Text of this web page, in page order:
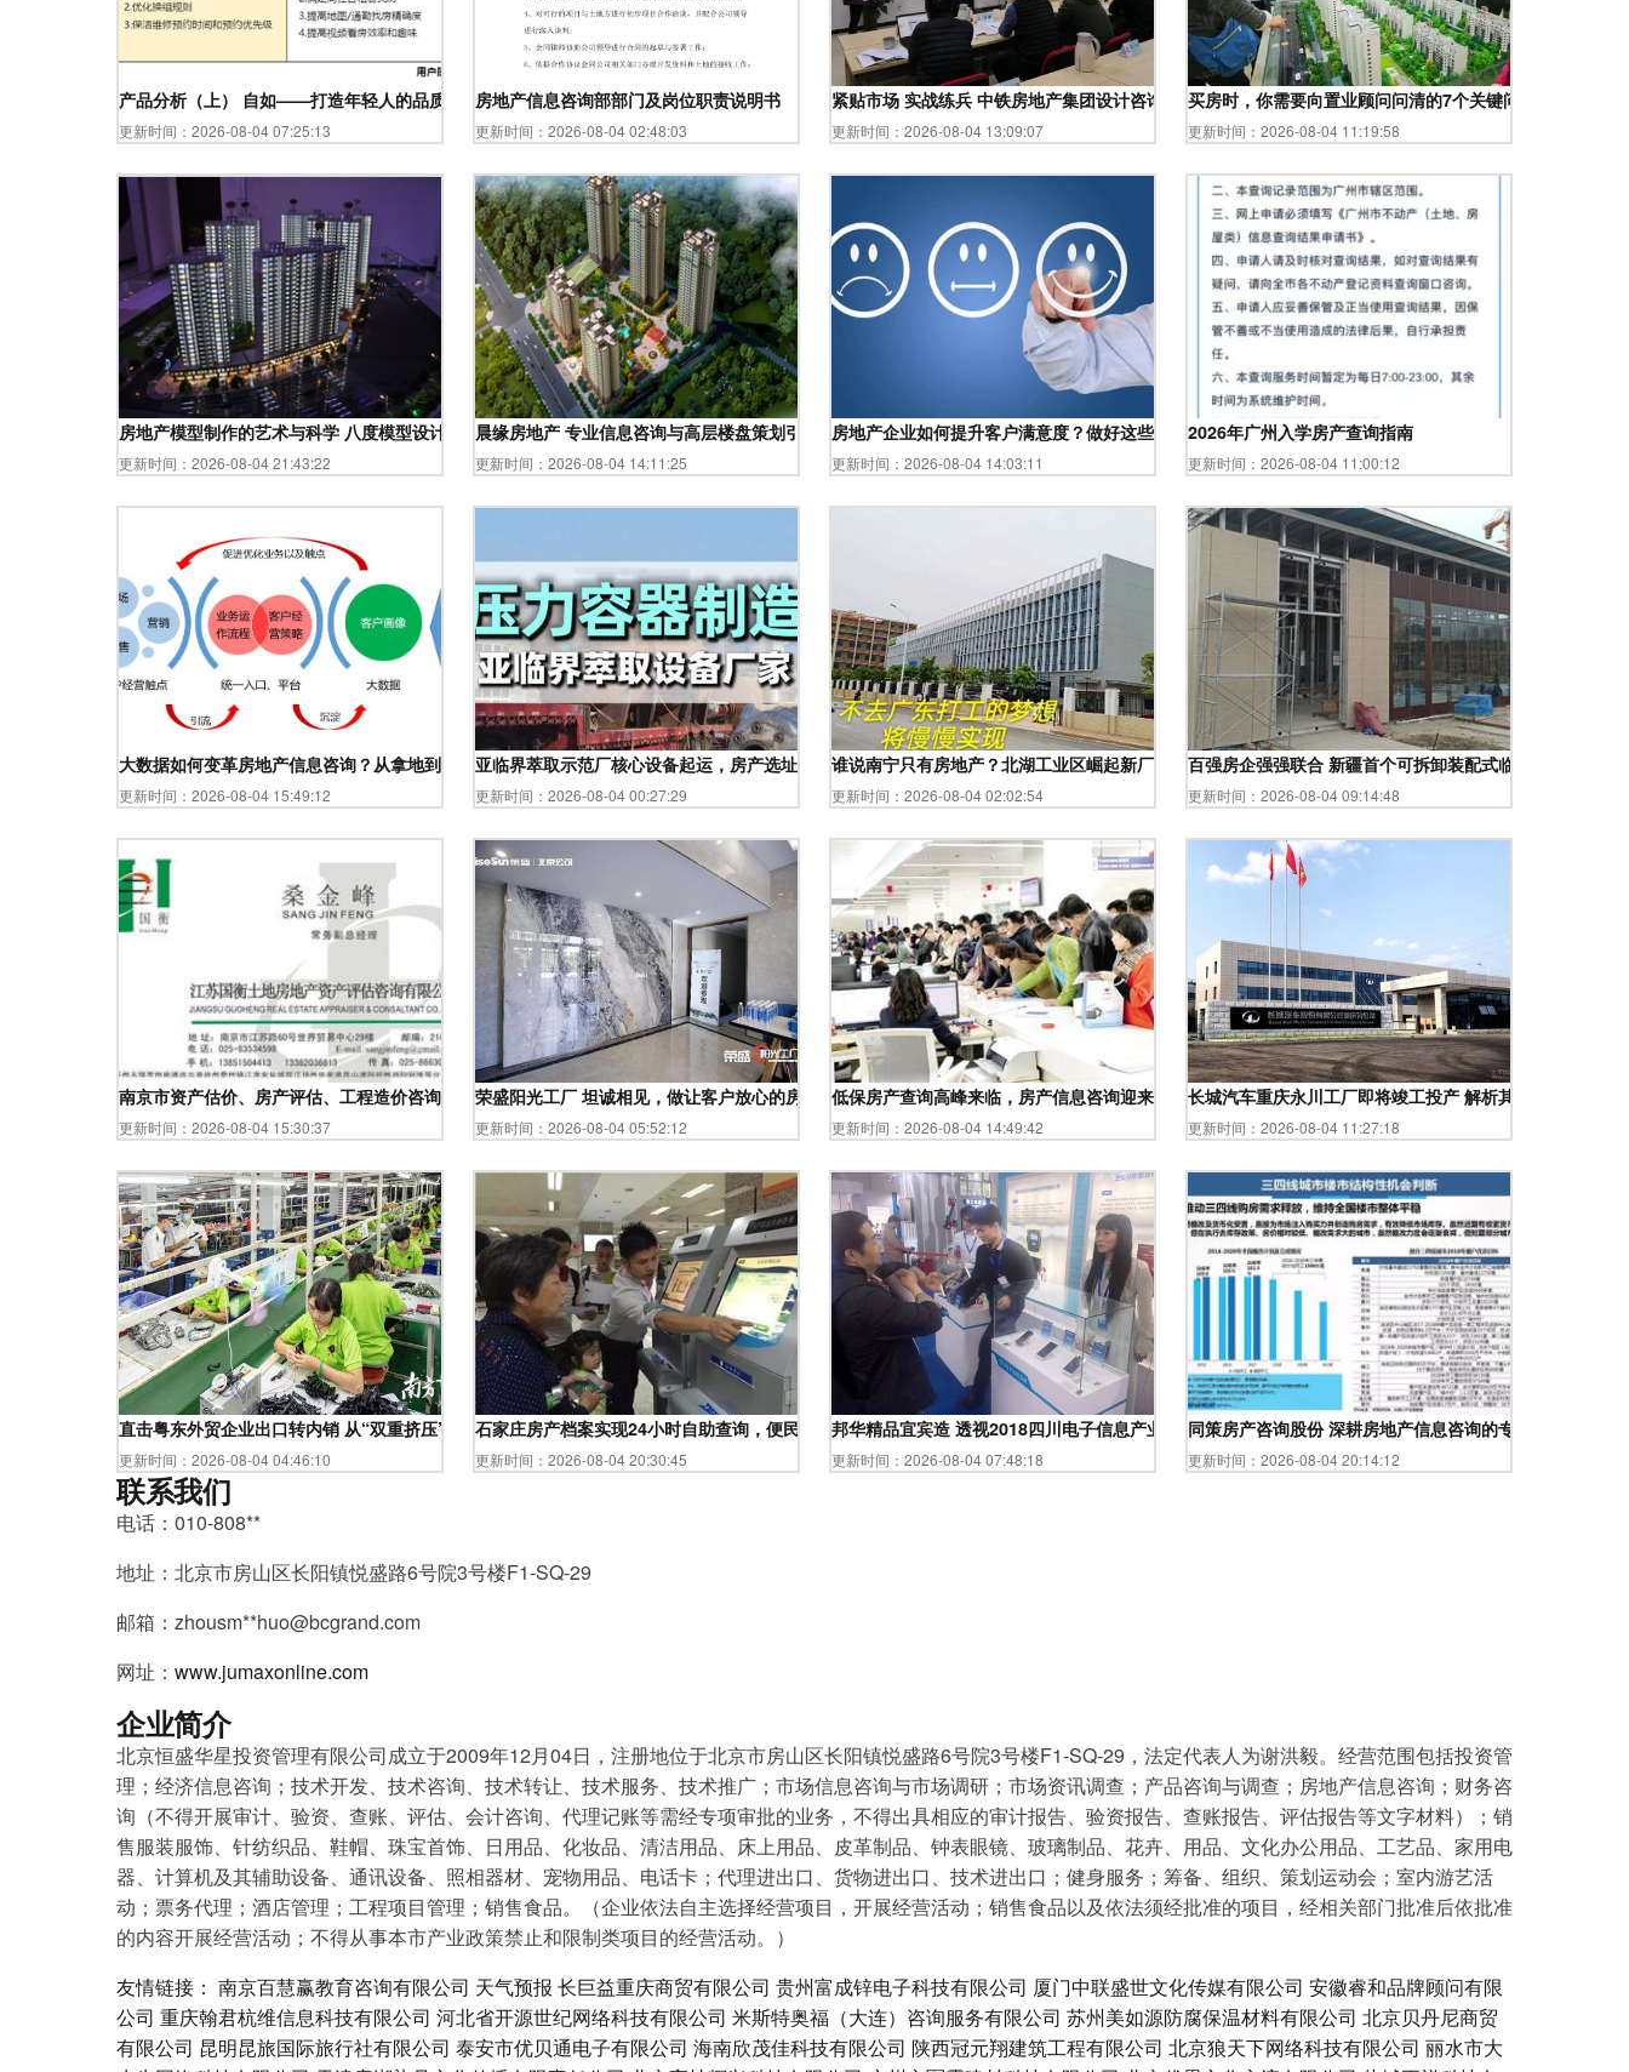
产品分析（上） 自如——打造年轻人的品质租住社区
更新时间：2026-08-04 07:25:13
房地产信息咨询部部门及岗位职责说明书
更新时间：2026-08-04 02:48:03
紧贴市场 实战练兵 中铁房地产集团设计咨询公司工会开展建筑设计技能劳动竞赛
更新时间：2026-08-04 13:09:07
买房时，你需要向置业顾问问清的7个关键问题
更新时间：2026-08-04 11:19:58
房地产模型制作的艺术与科学 八度模型设计的创新实践
更新时间：2026-08-04 21:43:22
晨缘房地产 专业信息咨询与高层楼盘策划引领者
更新时间：2026-08-04 14:11:25
房地产企业如何提升客户满意度？做好这些很关键
更新时间：2026-08-04 14:03:11
2026年广州入学房产查询指南
更新时间：2026-08-04 11:00:12
大数据如何变革房地产信息咨询？从拿地到卖房的全程解析
更新时间：2026-08-04 15:49:12
亚临界萃取示范厂核心设备起运，房产选址新风向渐起
更新时间：2026-08-04 00:27:29
谁说南宁只有房地产？北湖工业区崛起新厂区，实业引擎加速前行
更新时间：2026-08-04 02:02:54
百强房企强强联合 新疆首个可拆卸装配式临时售楼处正式
更新时间：2026-08-04 09:14:48
南京市资产估价、房产评估、工程造价咨询与房地产信息咨询服务解析
更新时间：2026-08-04 15:30:37
荣盛阳光工厂 坦诚相见，做让客户放心的房企
更新时间：2026-08-04 05:52:12
低保房产查询高峰来临，房产信息咨询迎来新挑战
更新时间：2026-08-04 14:49:42
长城汽车重庆永川工厂即将竣工投产 解析其区域经济新引
更新时间：2026-08-04 11:27:18
直击粤东外贸企业出口转内销 从“双重挤压”到“两地开花”
更新时间：2026-08-04 04:46:10
石家庄房产档案实现24小时自助查询，便民服务再升级
更新时间：2026-08-04 20:30:45
邦华精品宜宾造 透视2018四川电子信息产业供应链创新协同与配套展示交流活动的房地产信息咨询价值
更新时间：2026-08-04 07:48:18
同策房产咨询股份 深耕房地产信息咨询的专业力量
更新时间：2026-08-04 20:14:12
联系我们
电话：010-808**
地址：北京市房山区长阳镇悦盛路6号院3号楼F1-SQ-29
邮箱：zhousm**huo@bcgrand.com
网址： www.jumaxonline.com
企业简介
北京恒盛华星投资管理有限公司成立于2009年12月04日，注册地位于北京市房山区长阳镇悦盛路6号院3号楼F1-SQ-29，法定代表人为谢洪毅。经营范围包括投资管
理；经济信息咨询；技术开发、技术咨询、技术转让、技术服务、技术推广；市场信息咨询与市场调研；市场资讯调查；产品咨询与调查；房地产信息咨询；财务咨
询（不得开展审计、验资、查账、评估、会计咨询、代理记账等需经专项审批的业务，不得出具相应的审计报告、验资报告、查账报告、评估报告等文字材料）；销
售服装服饰、针纺织品、鞋帽、珠宝首饰、日用品、化妆品、清洁用品、床上用品、皮革制品、钟表眼镜、玻璃制品、花卉、用品、文化办公用品、工艺品、家用电
器、计算机及其辅助设备、通讯设备、照相器材、宠物用品、电话卡；代理进出口、货物进出口、技术进出口；健身服务；筹备、组织、策划运动会；室内游艺活
动；票务代理；酒店管理；工程项目管理；销售食品。（企业依法自主选择经营项目，开展经营活动；销售食品以及依法须经批准的项目，经相关部门批准后依批准
的内容开展经营活动；不得从事本市产业政策禁止和限制类项目的经营活动。）
友情链接： 南京百慧赢教育咨询有限公司 天气预报 长巨益重庆商贸有限公司 贵州富成锌电子科技有限公司 厦门中联盛世文化传媒有限公司 安徽睿和品牌顾问有限
公司 重庆翰君杭维信息科技有限公司 河北省开源世纪网络科技有限公司 米斯特奥福（大连）咨询服务有限公司 苏州美如源防腐保温材料有限公司 北京贝丹尼商贸
有限公司 昆明昆旅国际旅行社有限公司 泰安市优贝通电子有限公司 海南欣茂佳科技有限公司 陕西冠元翔建筑工程有限公司 北京狼天下网络科技有限公司 丽水市大